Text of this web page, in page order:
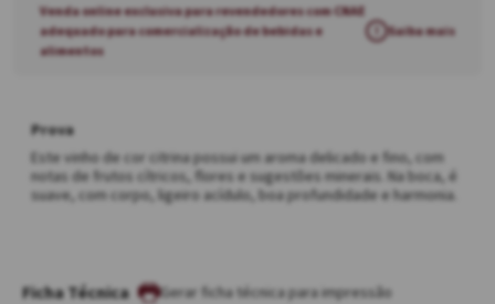
Venda online exclusiva para revendedores com CNAE
adequado para comercialização de bebidas e
alimentos
Saiba mais
Prova
Este vinho de cor citrina possui um aroma delicado e fino, com
notas de frutos cítricos, flores e sugestões minerais. Na boca, é
suave, com corpo, ligeiro acídulo, boa profundidade e harmonia.
Ficha Técnica